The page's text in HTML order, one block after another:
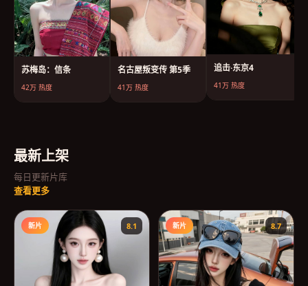
苏梅岛：信条
42万 热度
名古屋叛变传 第5季
41万 热度
追击·东京4
41万 热度
最新上架
每日更新片库
查看更多
新片 8.1 新片 8.7